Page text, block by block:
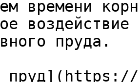
времени
пруда.
пруд](https://